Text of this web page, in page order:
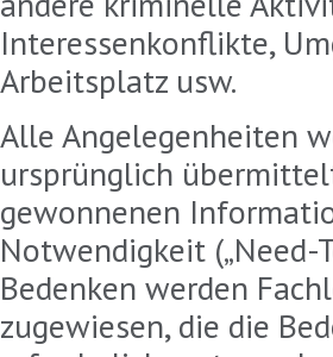
Interessenkonflikte,
Arbeitsplatz usw.
Alle Angelegenheiten
ursprünglich
gewonnenen
Notwendigkeit („Need-
Bedenken werden
zugewiesen, die die